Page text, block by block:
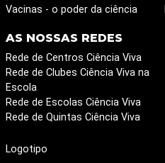
Vacinas - o poder da ciência
AS NOSSAS REDES
Rede de Centros Ciência Viva
Rede de Clubes Ciência Viva na
Escola
Rede de Escolas Ciência Viva
Rede de Quintas Ciência Viva
Logotipo